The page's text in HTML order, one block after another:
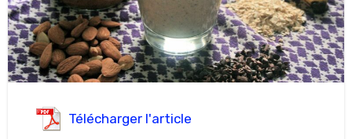
Télécharger l'article